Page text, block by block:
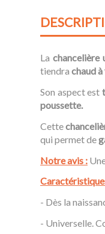
La chancelière
tiendra chaud
Son aspect est
poussette.
Cette
qui permet de
Notre avis :
- Dès la
- Universelle.